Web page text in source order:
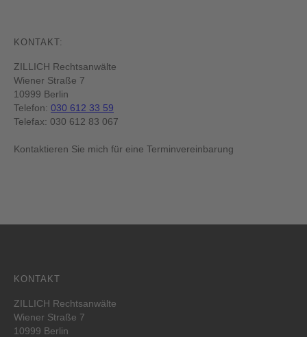
KONTAKT:
ZILLICH Rechtsanwälte
Wiener Straße 7
10999 Berlin
Telefon: 030 612 33 59
Telefax: 030 612 83 067
Kontaktieren Sie mich für eine Terminvereinbarung
KONTAKT
ZILLICH Rechtsanwälte
Wiener Straße 7
10999 Berlin